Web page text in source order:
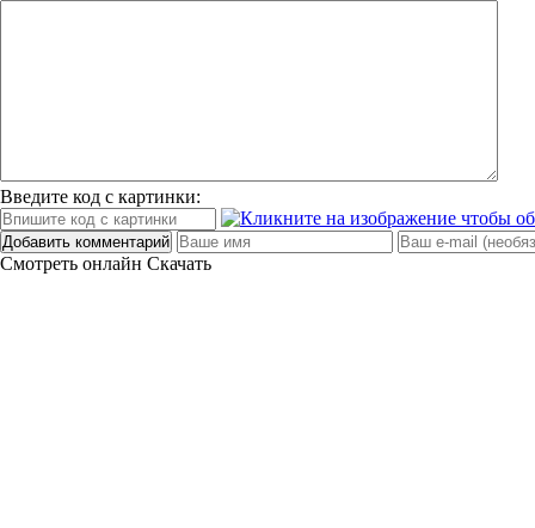
Введите код с картинки:
Добавить комментарий
Смотреть онлайн Скачать